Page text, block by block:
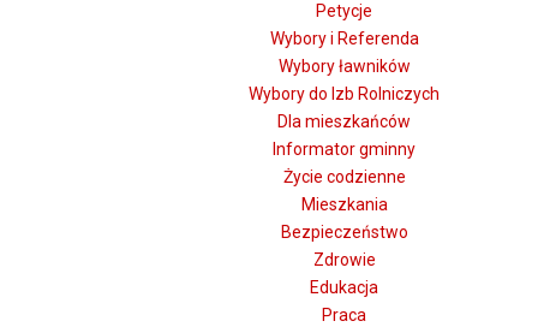
Petycje
Wybory i Referenda
Wybory ławników
Wybory do Izb Rolniczych
Dla mieszkańców
Informator gminny
Życie codzienne
Mieszkania
Bezpieczeństwo
Zdrowie
Edukacja
Praca